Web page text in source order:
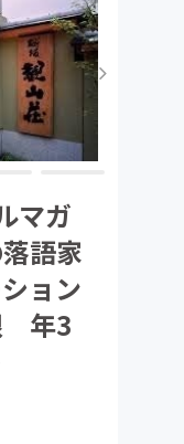
マガ
語家
ョン
年3